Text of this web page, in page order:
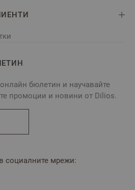
бюлетин и научавайте
промоции и новини от Dilios.
социалните мрежи: